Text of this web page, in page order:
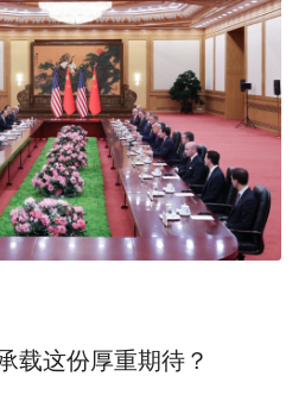
载这份厚重期待？